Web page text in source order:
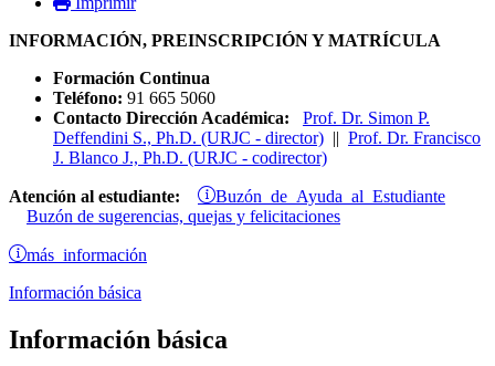
INFORMACIÓN, PREINSCRIPCIÓN Y MATRÍCULA
Formación Continua
Teléfono: 91 665 5060
Contacto Dirección Académica: Prof. Dr. Simon P.
Deffendini S., Ph.D. (URJC - director) || Prof. Dr. Francisco
J. Blanco J., Ph.D. (URJC - codirector)
Atención al estudiante: Buzón de Ayuda al Estudiante
Buzón de sugerencias, quejas y felicitaciones
más información
Información básica
Información básica